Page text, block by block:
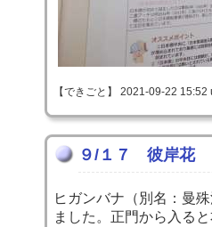
【できごと】 2021-09-22
９/１７ 彼岸花
ヒガンバナ（別名：曼
ました。正門から入る